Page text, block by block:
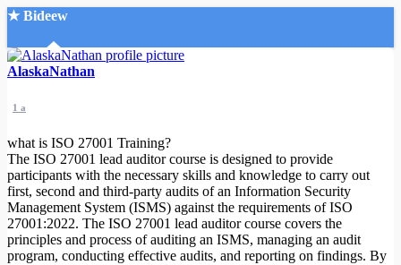
★ Bideew
Accueil
Recherche Avancée
Mon compte
Connexion
AlaskaNathan
1 a
what is ISO 27001 Training?
The ISO 27001 lead auditor course is designed to provide
participants with the necessary skills and knowledge to carry out
first, second and third-party audits of an Information Security
Management System (ISMS) against the requirements of ISO
27001:2022. The ISO 27001 lead auditor course covers the
principles and process of auditing an ISMS, managing an audit
program, conducting effective audits, and reporting on findings. By